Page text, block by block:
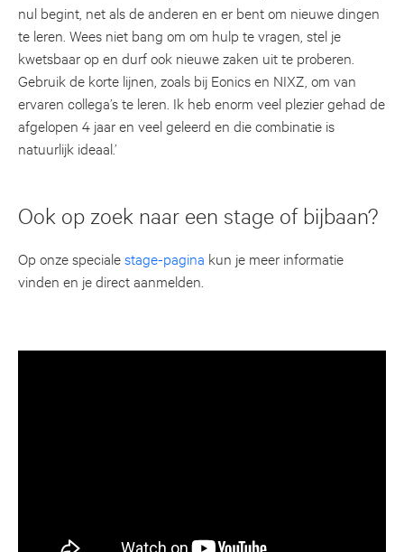
nul begint, net als de anderen en er bent om nieuwe dingen
te leren. Wees niet bang om om hulp te vragen, stel je
kwetsbaar op en durf ook nieuwe zaken uit te proberen.
Gebruik de korte lijnen, zoals bij Eonics en NIXZ, om van
ervaren collega’s te leren. Ik heb enorm veel plezier gehad de
afgelopen 4 jaar en veel geleerd en die combinatie is
natuurlijk ideaal.’
Ook op zoek naar een stage of bijbaan?
Op onze specialestage-pagina kun je meer informatie
vinden en je direct aanmelden.